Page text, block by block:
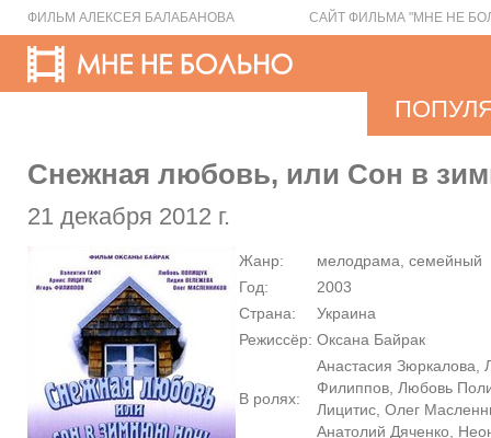
ФИЛЬМ АЛЕКСЕЯ БАЛАБАНОВА САЙТ ФИЛЬМА "МНЕ НЕ
Снежная любовь, или Сон в
21 декабря 2012 г.
Жанр:
мелодрама, семейный
Год:
2003
Страна:
Украина
Режиссёр: Оксана Байрак
В ролях:
Анастасия Зюркалова,
Филиппов, Любовь
Лицитис, Олег
Анатолий Дяченко,